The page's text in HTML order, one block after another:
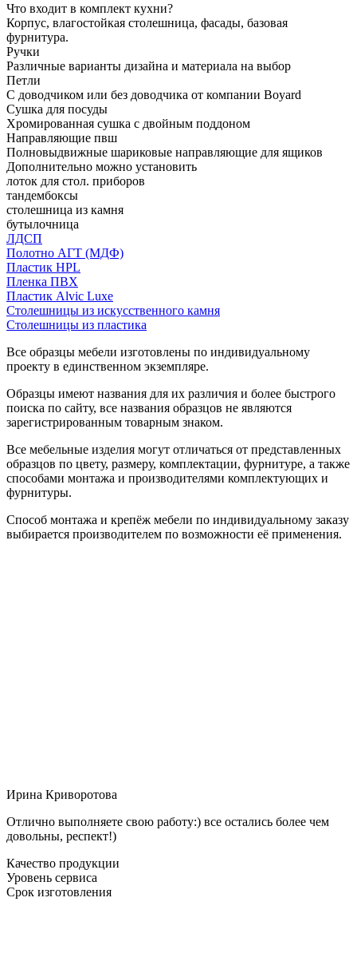
Что входит в комплект кухни?
Корпус, влагостойкая столешница, фасады, базовая
фурнитура.
Ручки
Различные варианты дизайна и материала на выбор
Петли
С доводчиком или без доводчика от компании Boyard
Сушка для посуды
Хромированная сушка с двойным поддоном
Направляющие пвш
Полновыдвижные шариковые направляющие для ящиков
Дополнительно можно установить
лоток для стол. приборов
тандембоксы
столешница из камня
бутылочница
ЛДСП
Полотно АГТ (МДФ)
Пластик HPL
Пленка ПВХ
Пластик Alvic Luxe
Столешницы из искусственного камня
Столешницы из пластика
Все образцы мебели изготовлены по индивидуальному
проекту в единственном экземпляре.
Образцы имеют названия для их различия и более быстрого
поиска по сайту, все названия образцов не являются
зарегистрированным товарным знаком.
Все мебельные изделия могут отличаться от представленных
образцов по цвету, размеру, комплектации, фурнитуре, а также
способами монтажа и производителями комплектующих и
фурнитуры.
Способ монтажа и крепёж мебели по индивидуальному заказу
выбирается производителем по возможности её применения.
Ирина Криворотова
Отлично выполняете свою работу:) все остались более чем
довольны, респект!)
Качество продукции
Уровень сервиса
Срок изготовления